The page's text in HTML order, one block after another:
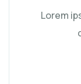
Lorem